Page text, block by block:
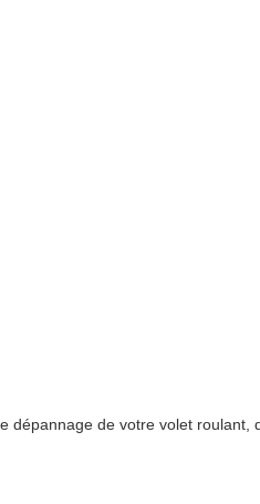
de votre volet